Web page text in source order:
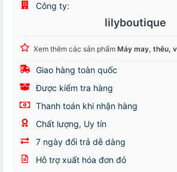
Công ty:
lilyboutique
Xem thêm các sản phẩm Máy may, thêu,
Giao hàng toàn quốc
Được kiểm tra hàng
Thanh toán khi nhận hàng
Chất lượng, Uy tín
7 ngày đổi trả dễ dàng
Hỗ trợ xuất hóa đơn đỏ